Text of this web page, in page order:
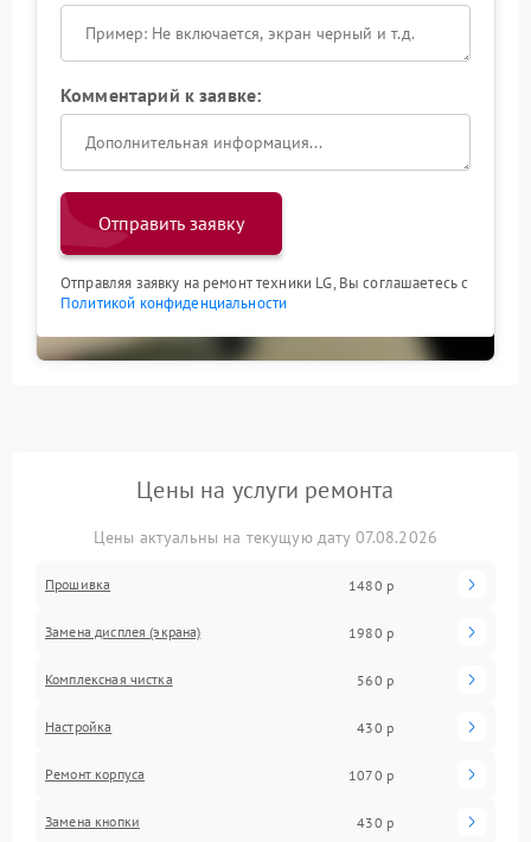
Комментарий к заявке:
Отправить заявку
Отправляя заявку на ремонт техники LG, Вы соглашаетесь с
Политикой конфиденциальности
Цены на услуги ремонта
Цены актуальны на текущую дату 07.08.2026
Прошивка 1480 р
Замена дисплея (экрана) 1980 р
Комплексная чистка 560 р
Настройка 430 р
Ремонт корпуса 1070 р
Замена кнопки 430 р